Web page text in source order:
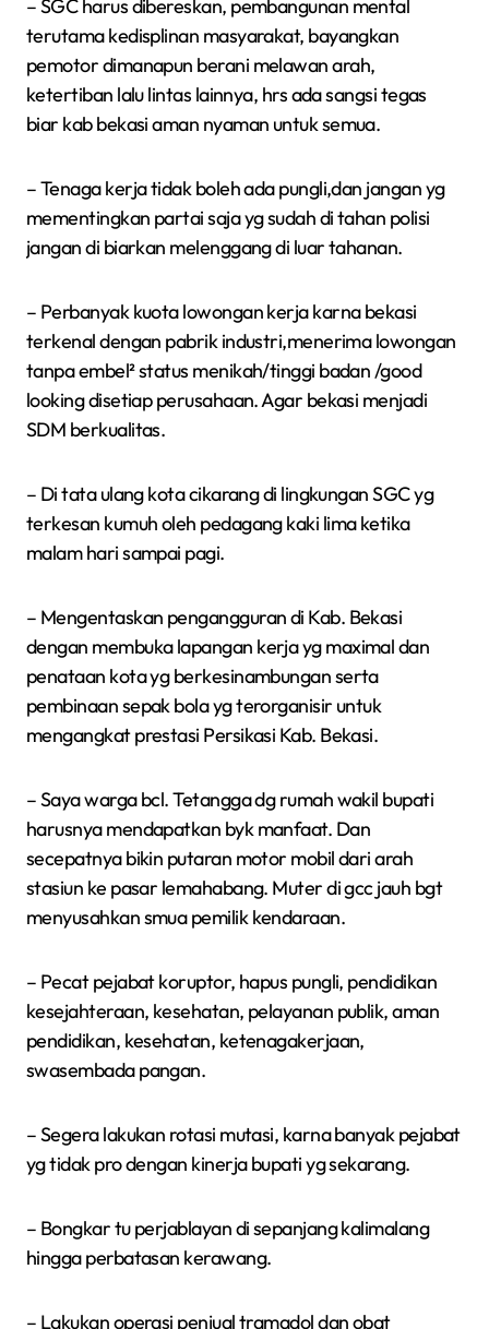
– SGC harus dibereskan, pembangunan mental
terutama kedisplinan masyarakat, bayangkan
pemotor dimanapun berani melawan arah,
ketertiban lalu lintas lainnya, hrs ada sangsi tegas
biar kab bekasi aman nyaman untuk semua.
– Tenaga kerja tidak boleh ada pungli,dan jangan yg
mementingkan partai saja yg sudah di tahan polisi
jangan di biarkan melenggang di luar tahanan.
– Perbanyak kuota lowongan kerja karna bekasi
terkenal dengan pabrik industri,menerima lowongan
tanpa embel² status menikah/tinggi badan /good
looking disetiap perusahaan. Agar bekasi menjadi
SDM berkualitas.
– Di tata ulang kota cikarang di lingkungan SGC yg
terkesan kumuh oleh pedagang kaki lima ketika
malam hari sampai pagi.
– Mengentaskan pengangguran di Kab. Bekasi
dengan membuka lapangan kerja yg maximal dan
penataan kota yg berkesinambungan serta
pembinaan sepak bola yg terorganisir untuk
mengangkat prestasi Persikasi Kab. Bekasi.
– Saya warga bcl. Tetangga dg rumah wakil bupati
harusnya mendapatkan byk manfaat. Dan
secepatnya bikin putaran motor mobil dari arah
stasiun ke pasar lemahabang. Muter di gcc jauh bgt
menyusahkan smua pemilik kendaraan.
– Pecat pejabat koruptor, hapus pungli, pendidikan
kesejahteraan, kesehatan, pelayanan publik, aman
pendidikan, kesehatan, ketenagakerjaan,
swasembada pangan.
– Segera lakukan rotasi mutasi, karna banyak pejabat
yg tidak pro dengan kinerja bupati yg sekarang.
– Bongkar tu perjablayan di sepanjang kalimalang
hingga perbatasan kerawang.
– Lakukan operasi penjual tramadol dan obat